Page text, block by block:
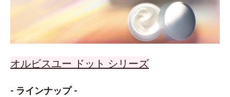
オルビスユー ドット シリーズ
- ラインナップ -